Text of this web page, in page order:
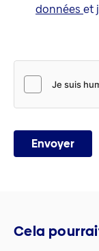
données et
Envoyer
Cela